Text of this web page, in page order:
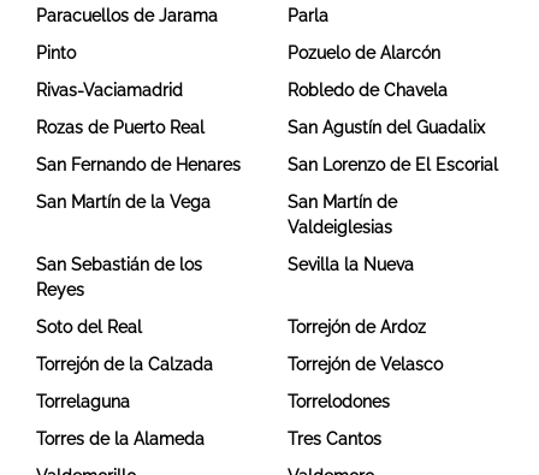
Paracuellos de Jarama
Parla
Pinto
Pozuelo de Alarcón
Rivas-Vaciamadrid
Robledo de Chavela
Rozas de Puerto Real
San Agustín del Guadalix
San Fernando de Henares
San Lorenzo de El Escorial
San Martín de la Vega
San Martín de
Valdeiglesias
San Sebastián de los
Reyes
Sevilla la Nueva
Soto del Real
Torrejón de Ardoz
Torrejón de la Calzada
Torrejón de Velasco
Torrelaguna
Torrelodones
Torres de la Alameda
Tres Cantos